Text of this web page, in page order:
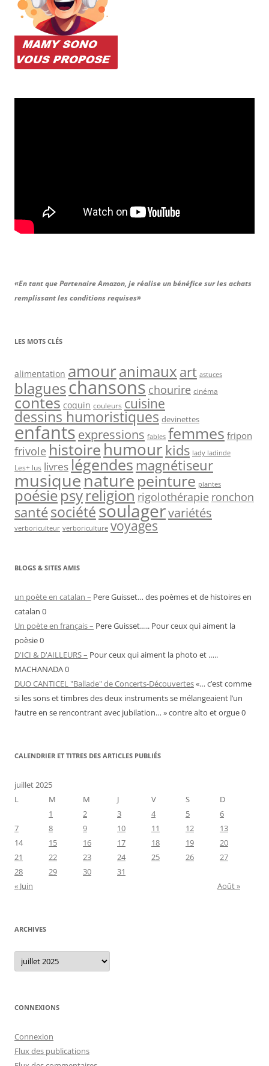
«En tant que Partenaire Amazon, je réalise un bénéfice sur les achats
remplissant les conditions requises»
LES MOTS CLÉS
alimentation amouranimaux art astuces
blagueschansons chourire cinéma
contes coquin couleurs cuisine
dessins humoristiques devinettes
enfantsexpressions fables femmes fripon
frivole histoire humour kids lady ladinde
Les+ lus livreslégendes magnétiseur
musiquenature peinture plantes
poésiepsyreligion rigolothérapie ronchon
santésociétésoulagervariétés
verboriculteur verboriculture voyages
BLOGS & SITES AMIS
un poète en catalan – Pere Guisset… des poèmes et de histoires en
catalan 0
Un poète en français – Pere Guisset….. Pour ceux qui aiment la
poèsie 0
D'ICI & D'AILLEURS – Pour ceux qui aiment la photo et …..
MACHANADA 0
DUO CANTICEL "Ballade" de Concerts-Découvertes«… c’est comme
si les sons et timbres des deux instruments se mélangeaient l’un
l’autre en se rencontrant avec jubilation… » contre alto et orgue 0
CALENDRIER ET TITRES DES ARTICLES PUBLIÉS
juillet 2025
L
M M J V S
D
1
2 3 4 5
6
7
8 9 10 11 12
13
14
15 16 17 18 19
20
21
22 23 24 25 26
27
28
29 30
31
« Juin
Août »
ARCHIVES
Archives
CONNEXIONS
Connexion
Flux des publications